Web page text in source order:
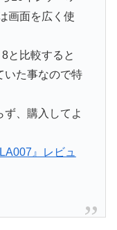
画面を広く使
と比較すると
いた事なので特
、購入してよ
』レビュ